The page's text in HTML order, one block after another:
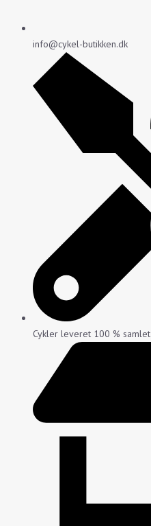
info@cykel-butikken.dk
Cykler leveret 100 % samlet